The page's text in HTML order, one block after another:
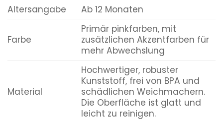
Altersangabe Ab 12 Monaten
Farbe
Primär pinkfarben, mit
zusätzlichen Akzentfarben für
mehr Abwechslung
Material
Hochwertiger, robuster
Kunststoff, frei von BPA und
schädlichen Weichmachern.
Die Oberfläche ist glatt und
leicht zu reinigen.